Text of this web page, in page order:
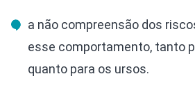
a não compreensão dos
esse comportamento, tanto
quanto para os ursos.